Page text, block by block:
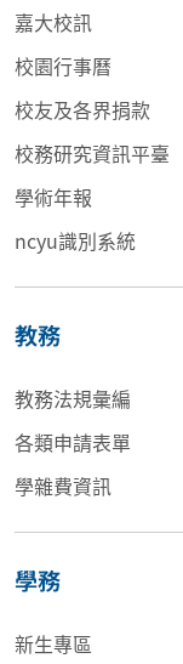
嘉大校訊
校園行事曆
校友及各界捐款
校務研究資訊平臺
學術年報
ncyu識別系統
教務
教務法規彙編
各類申請表單
學雜費資訊
學務
新生專區